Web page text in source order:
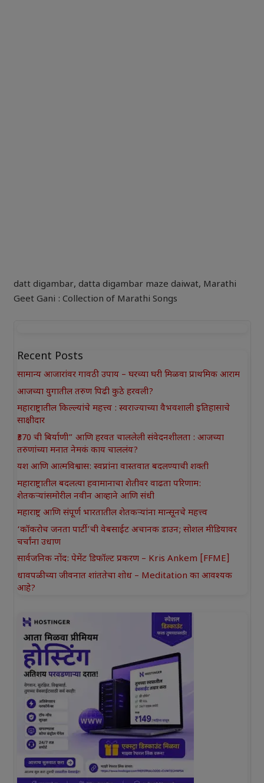
datt digambar, datta digambar maze daiwat, Marathi
Geet Gani : Collection of Marathi Songs
Recent Posts
सामान्य आजारांवर गावठी उपाय – घरच्या घरी मिळवा प्राथमिक आराम
आजच्या युगातील तरुण पिढी कुठे हरवली?
महाराष्ट्रातील किल्ल्यांचे महत्त्व : स्वराज्याच्या वैभवशाली इतिहासाचे
साक्षीदार
₹370 ची बिर्याणी” आणि हरवत चाललेली संवेदनशीलता : आजच्या
तरुणांच्या मनात नेमकं काय चाललंय?
यश आणि आत्मविश्वास: स्वप्नांना वास्तवात बदलण्याची शक्ती
महाराष्ट्रातील बदलत्या हवामानाचा शेतीवर वाढता परिणाम:
शेतकऱ्यांसमोरील नवीन आव्हाने आणि संधी
महाराष्ट्र आणि संपूर्ण भारतातील शेतकऱ्यांना मान्सूनचे महत्त्व
‘कॉकरोच जनता पार्टी’ची वेबसाईट अचानक डाउन; सोशल मीडियावर
चर्चांना उधाण
सार्वजनिक नोंद: पेमेंट डिफॉल्ट प्रकरण – Kris Ankem [FFME]
धावपळीच्या जीवनात शांततेचा शोध – Meditation का आवश्यक
आहे?